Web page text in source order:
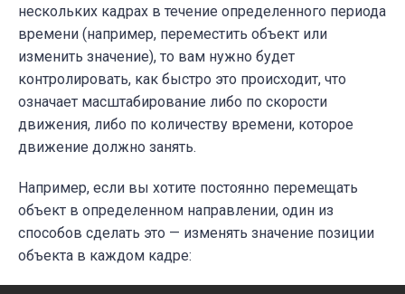
нескольких кадрах в течение определенного периода
времени (например, переместить объект или
изменить значение), то вам нужно будет
контролировать, как быстро это происходит, что
означает масштабирование либо по скорости
движения, либо по количеству времени, которое
движение должно занять.
Например, если вы хотите постоянно перемещать
объект в определенном направлении, один из
способов сделать это — изменять значение позиции
объекта в каждом кадре: